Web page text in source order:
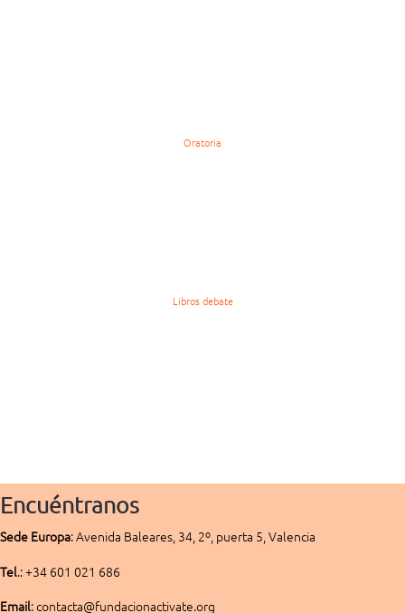
Oratoria
Libros debate
Encuéntranos
Sede Europa:Avenida Baleares, 34, 2º, puerta 5, Valencia
Tel.: +34 601 021 686
Email: contacta@fundacionactivate.org